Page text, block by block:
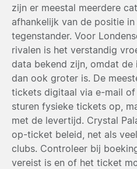
zijn er meestal meerdere
afhankelijk van de positie
tegenstander. Voor
rivalen is het verstandig
data bekend zijn, omdat de
dan ook groter is. De
tickets digitaal via e-mail of
sturen fysieke tickets op,
met de levertijd. Crystal
op-ticket beleid, net als
clubs. Controleer bij
vereist is en of het ticket